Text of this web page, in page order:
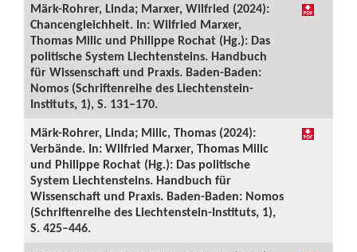
Märk-Rohrer, Linda; Marxer, Wilfried (2024):
Chancengleichheit. In: Wilfried Marxer,
Thomas Milic und Philippe Rochat (Hg.): Das
politische System Liechtensteins. Handbuch
für Wissenschaft und Praxis. Baden-Baden:
Nomos (Schriftenreihe des Liechtenstein-
Instituts, 1), S. 131–170.
Märk-Rohrer, Linda; Milic, Thomas (2024):
Verbände. In: Wilfried Marxer, Thomas Milic
und Philippe Rochat (Hg.): Das politische
System Liechtensteins. Handbuch für
Wissenschaft und Praxis. Baden-Baden: Nomos
(Schriftenreihe des Liechtenstein-Instituts, 1),
S. 425–446.